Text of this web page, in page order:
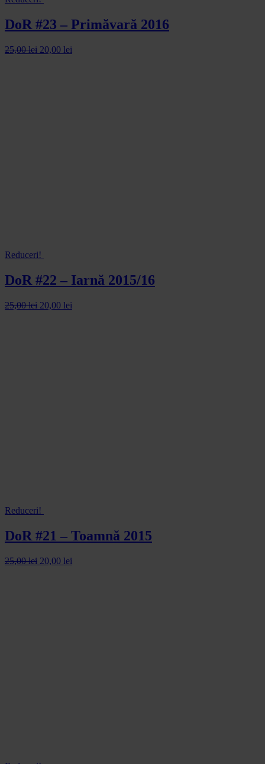
DoR #23 – Primăvară 2016
25,00lei 20,00 lei
Reduceri!
DoR #22 – Iarnă 2015/16
25,00lei 20,00 lei
Reduceri!
DoR #21 – Toamnă 2015
25,00lei 20,00 lei